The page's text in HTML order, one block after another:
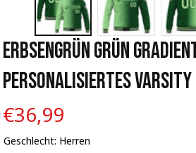
Erbsengrün Grün
Personalisiertes Varsity
€36,99
Geschlecht: Herren